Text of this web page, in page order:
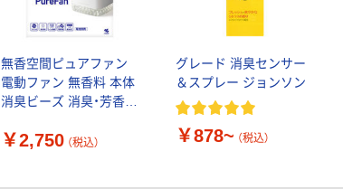
無香空間ピュアファン
電動ファン 無香料 本体
消臭ビーズ 消臭・芳香剤
ペット用 小林製薬
￥2,750 （税込）
グレード 消臭センサー
＆スプレー ジョンソン
￥878~ （税込）